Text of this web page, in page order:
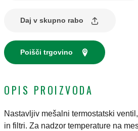
Daj v skupno rabo
Poišči trgovino
OPIS PROIZVODA
Nastavljiv mešalni termostatski
in filtri. Za nadzor temperature na